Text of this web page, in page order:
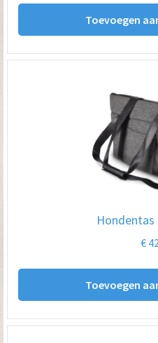
Toevoegen
Hondentas
€
Toevoegen